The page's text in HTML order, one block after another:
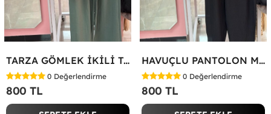
TARZA GÖMLEK İKİLİ TAKIM KOT KUMAŞ Yeşil
0 Değerlendirme
800 TL
HAVUÇLU PANTOLON MİYASE TAKIM Siyah
0 Değerlendirme
800 TL